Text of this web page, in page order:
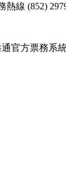
線 (852) 2979
官方票務系